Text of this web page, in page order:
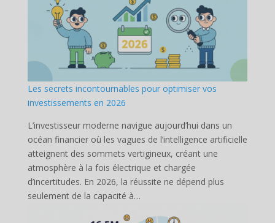
Les secrets incontournables pour optimiser vos
investissements en 2026
L’investisseur moderne navigue aujourd’hui dans un
océan financier où les vagues de l’intelligence artificielle
atteignent des sommets vertigineux, créant une
atmosphère à la fois électrique et chargée
d’incertitudes. En 2026, la réussite ne dépend plus
seulement de la capacité à…